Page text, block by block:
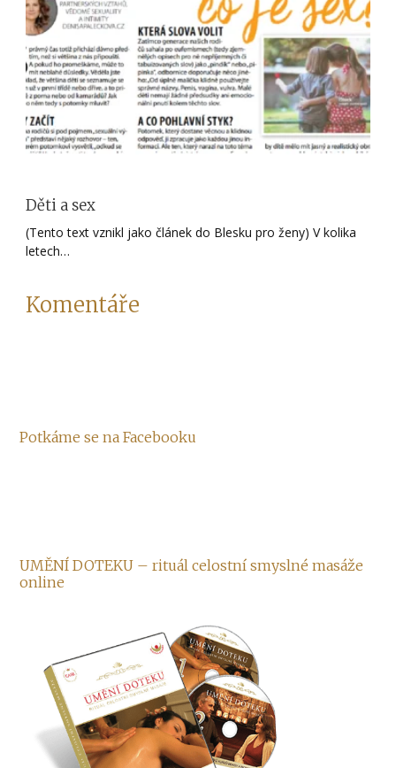
Děti a sex
(Tento text vznikl jako článek do Blesku pro ženy) V kolika
letech…
Komentáře
Potkáme se na Facebooku
UMĚNÍ DOTEKU – rituál celostní smyslné masáže
online